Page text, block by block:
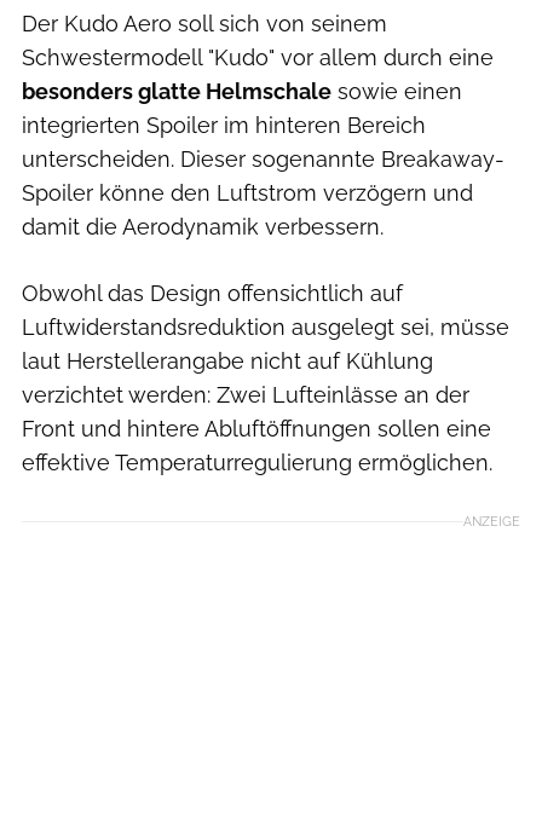
Der Kudo Aero soll sich von seinem
Schwestermodell "Kudo" vor allem durch eine
besonders glatte Helmschale sowie einen
integrierten Spoiler im hinteren Bereich
unterscheiden. Dieser sogenannte Breakaway-
Spoiler könne den Luftstrom verzögern und
damit die Aerodynamik verbessern.
Obwohl das Design offensichtlich auf
Luftwiderstandsreduktion ausgelegt sei, müsse
laut Herstellerangabe nicht auf Kühlung
verzichtet werden: Zwei Lufteinlässe an der
Front und hintere Abluftöffnungen sollen eine
effektive Temperaturregulierung ermöglichen.
ANZEIGE